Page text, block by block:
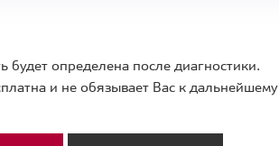
будет определена после диагностики.
и не обязывает Вас к дальнейшему